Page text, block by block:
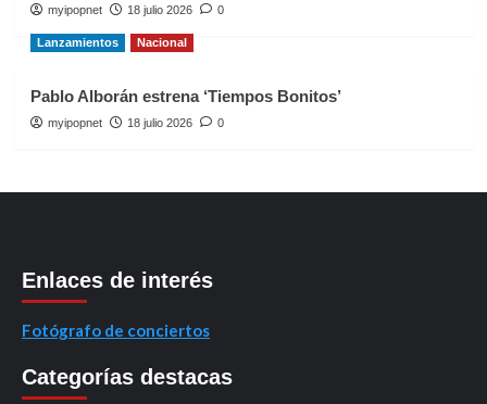
myipopnet 18 julio 2026 0
Lanzamientos Nacional
Pablo Alborán estrena ‘Tiempos Bonitos’
myipopnet 18 julio 2026 0
Enlaces de interés
Fotógrafo de conciertos
Categorías destacas